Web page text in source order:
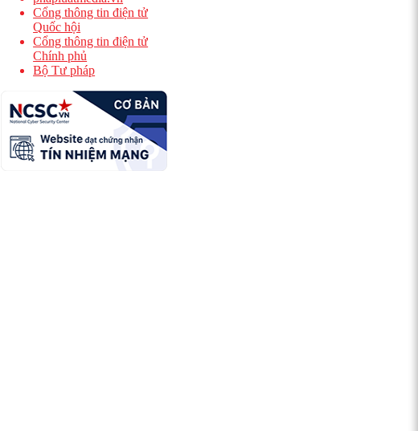
Cổng thông tin điện tử
Quốc hội
Cổng thông tin điện tử
Chính phủ
Bộ Tư pháp